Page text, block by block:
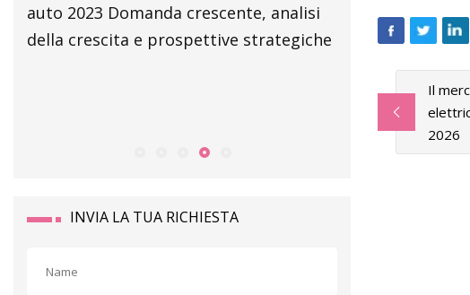
auto 2023 Domanda crescente, analisi
della crescita e prospettive strategiche
parcheggio per
principali
Parkon, VARAM
Multiparking,
INVIA LA TUA RICHIESTA
Il
2026